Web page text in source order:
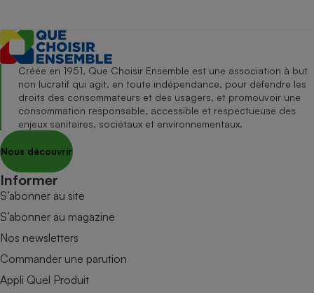
Créée en 1951, Que Choisir Ensemble est une association à but
non lucratif qui agit, en toute indépendance, pour défendre les
droits des consommateurs et des usagers, et promouvoir une
consommation responsable, accessible et respectueuse des
enjeux sanitaires, sociétaux et environnementaux.
Nous découvrir
Informer
S’abonner au site
S’abonner au magazine
Nos newsletters
Commander une parution
Appli Quel Produit